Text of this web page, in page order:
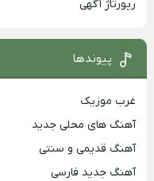
رپورتاژ آگهی
پیوندها
غرب موزیک
آهنگ های محلی جدید
آهنگ قدیمی و سنتی
آهنگ جدید فارسی